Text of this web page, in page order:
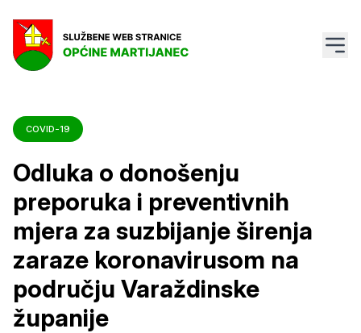
COVID-19
Odluka o donošenju
preporuka i preventivnih
mjera za suzbijanje širenja
zaraze koronavirusom na
području Varaždinske
županije